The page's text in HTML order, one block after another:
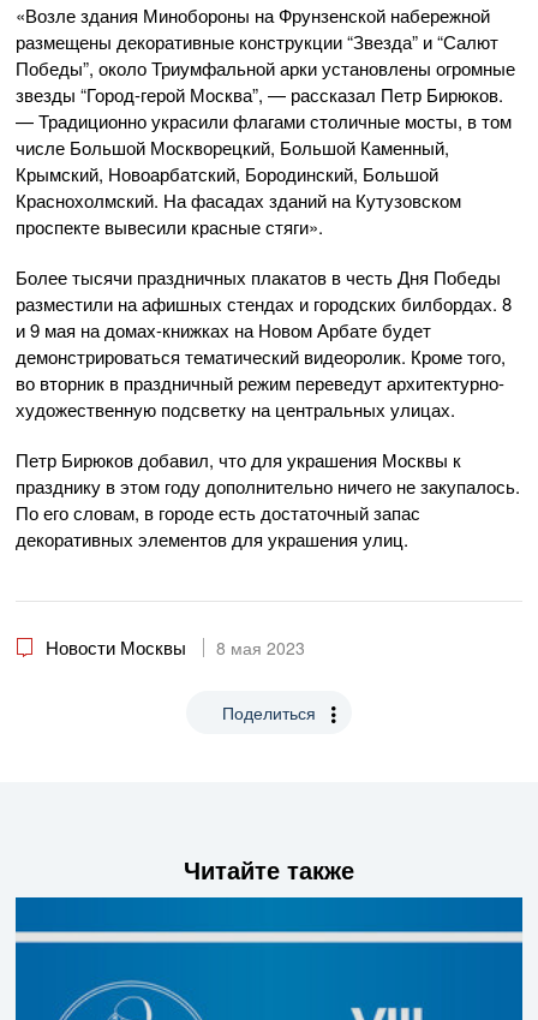
«Возле здания Минобороны на Фрунзенской набережной
размещены декоративные конструкции “Звезда” и “Салют
Победы”, около Триумфальной арки установлены огромные
звезды “Город-герой Москва”, — рассказал Петр Бирюков.
— Традиционно украсили флагами столичные мосты, в том
числе Большой Москворецкий, Большой Каменный,
Крымский, Новоарбатский, Бородинский, Большой
Краснохолмский. На фасадах зданий на Кутузовском
проспекте вывесили красные стяги».
Более тысячи праздничных плакатов в честь Дня Победы
разместили на афишных стендах и городских билбордах. 8
и 9 мая на домах-книжках на Новом Арбате будет
демонстрироваться тематический видеоролик. Кроме того,
во вторник в праздничный режим переведут архитектурно-
художественную подсветку на центральных улицах.
Петр Бирюков добавил, что для украшения Москвы к
празднику в этом году дополнительно ничего не закупалось.
По его словам, в городе есть достаточный запас
декоративных элементов для украшения улиц.
Новости Москвы 8 мая 2023
Поделиться
Читайте также